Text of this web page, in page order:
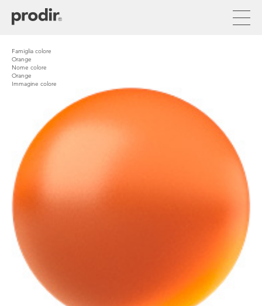
Inhalt
Famiglia colore
Orange
Nome colore
Orange
Immagine colore